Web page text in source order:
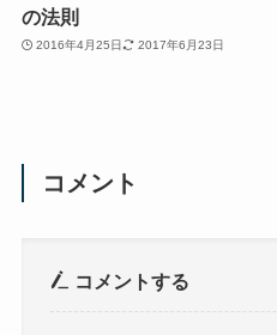
の法則
2016年4月25日 2017年6月23日
コメント
コメントする